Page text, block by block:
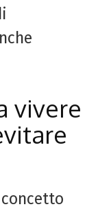
vivere